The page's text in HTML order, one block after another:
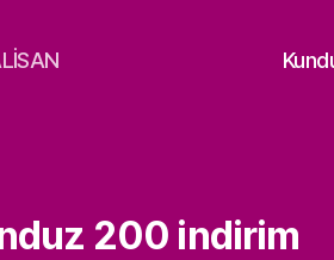
200 indirim